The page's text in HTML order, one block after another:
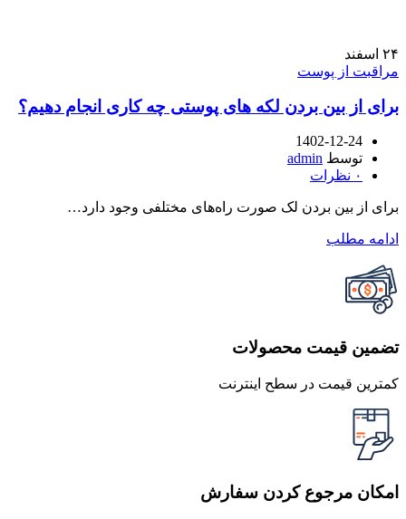
۲۴ اسفند
مراقبت از پوست
برای از بین بردن لکه های پوستی چه کاری انجام دهیم؟
1402-12-24
توسط admin
۰ نظرات
برای از بین بردن لک صورت راه‌های مختلفی وجود دارد…
ادامه مطلب
تضمین قیمت محصولات
کمترین قیمت در سطح اینترنت
امکان مرجوع کردن سفارش